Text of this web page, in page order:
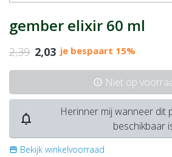
gember elixir 60 ml
2,39 2,03 je bespaart 15%
info Niet op
notifications_none
Herinner mij wanneer dit
beschikbaar
storefront Bekijk winkelvoorraad